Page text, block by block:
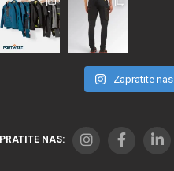
Zapratite nas
PRATITE NAS: